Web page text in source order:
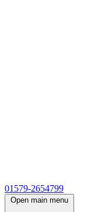
01579-2654799
Open main menu